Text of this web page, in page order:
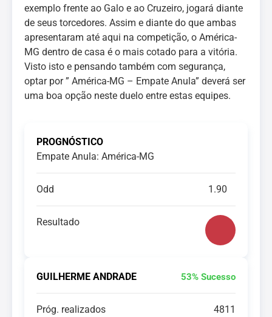
exemplo frente ao Galo e ao Cruzeiro, jogará diante
de seus torcedores. Assim e diante do que ambas
apresentaram até aqui na competição, o América-
MG dentro de casa é o mais cotado para a vitória.
Visto isto e pensando também com segurança,
optar por ” América-MG – Empate Anula” deverá ser
uma boa opção neste duelo entre estas equipes.
PROGNÓSTICO
Empate Anula: América-MG
Odd 1.90
Resultado
GUILHERME ANDRADE 53% Sucesso
Próg. realizados 4811